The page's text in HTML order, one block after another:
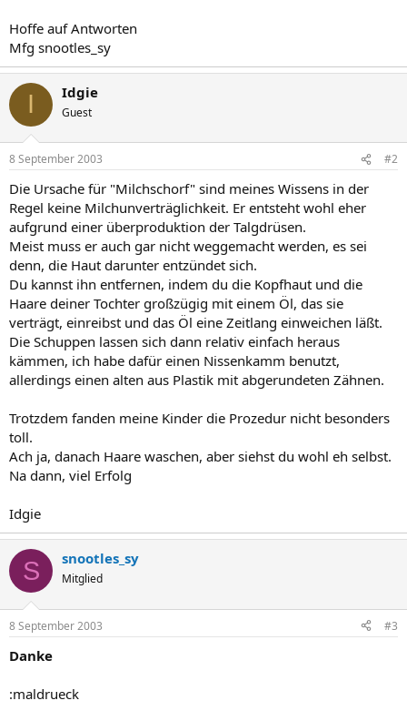
Hoffe auf Antworten
Mfg snootles_sy
I Idgie
Guest
8 September 2003 #2
Die Ursache für "Milchschorf" sind meines Wissens in der
Regel keine Milchunverträglichkeit. Er entsteht wohl eher
aufgrund einer überproduktion der Talgdrüsen.
Meist muss er auch gar nicht weggemacht werden, es sei
denn, die Haut darunter entzündet sich.
Du kannst ihn entfernen, indem du die Kopfhaut und die
Haare deiner Tochter großzügig mit einem Öl, das sie
verträgt, einreibst und das Öl eine Zeitlang einweichen läßt.
Die Schuppen lassen sich dann relativ einfach heraus
kämmen, ich habe dafür einen Nissenkamm benutzt,
allerdings einen alten aus Plastik mit abgerundeten Zähnen.
Trotzdem fanden meine Kinder die Prozedur nicht besonders
toll.
Ach ja, danach Haare waschen, aber siehst du wohl eh selbst.
Na dann, viel Erfolg
Idgie
S snootles_sy
Mitglied
8 September 2003 #3
Danke
:maldrueck